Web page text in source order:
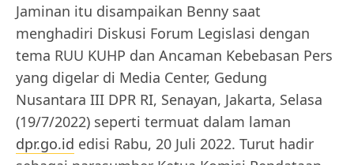
Jaminan itu disampaikan Benny saat
menghadiri Diskusi Forum Legislasi dengan
tema RUU KUHP dan Ancaman Kebebasan Pers
yang digelar di Media Center, Gedung
Nusantara III DPR RI, Senayan, Jakarta, Selasa
(19/7/2022) seperti termuat dalam laman
dpr.go.id edisi Rabu, 20 Juli 2022. Turut hadir